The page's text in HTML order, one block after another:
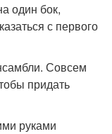
один бок,
с первого
Совсем
придать
руками